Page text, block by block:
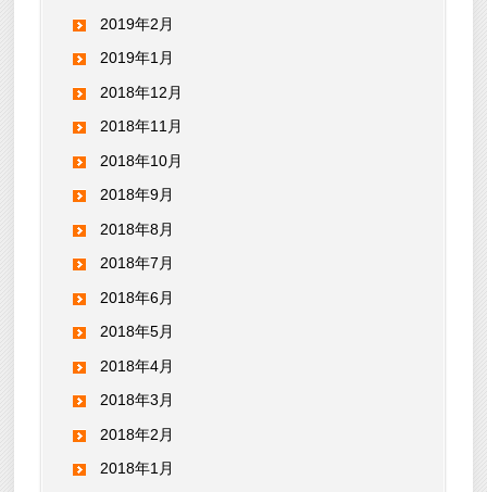
2019年2月
2019年1月
2018年12月
2018年11月
2018年10月
2018年9月
2018年8月
2018年7月
2018年6月
2018年5月
2018年4月
2018年3月
2018年2月
2018年1月